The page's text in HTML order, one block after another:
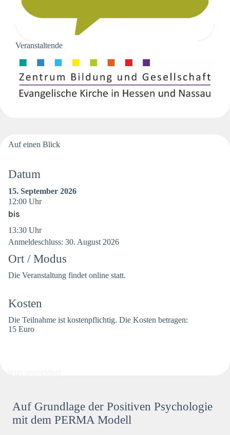
Veranstaltende
Auf einen Blick
Datum
15. September 2026
12:00 Uhr
bis
13:30 Uhr
Anmeldeschluss: 30. August 2026
Ort / Modus
Die Veranstaltung findet online statt.
Kosten
Die Teilnahme ist kostenpflichtig. Die Kosten betragen:
15 Euro
Auf Grundlage der Positiven Psychologie
mit dem PERMA Modell